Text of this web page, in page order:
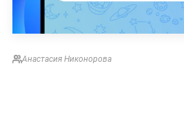
Анастасия Никонорова